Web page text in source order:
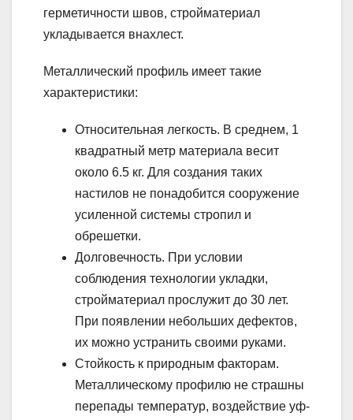
герметичности швов, стройматериал
укладывается внахлест.
Металлический профиль имеет такие
характеристики:
Относительная легкость. В среднем, 1
квадратный метр материала весит
около 6.5 кг. Для создания таких
настилов не понадобится сооружение
усиленной системы стропил и
обрешетки.
Долговечность. При условии
соблюдения технологии укладки,
стройматериал прослужит до 30 лет.
При появлении небольших дефектов,
их можно устранить своими руками.
Стойкость к природным факторам.
Металлическому профилю не страшны
перепады температур, воздействие уф-